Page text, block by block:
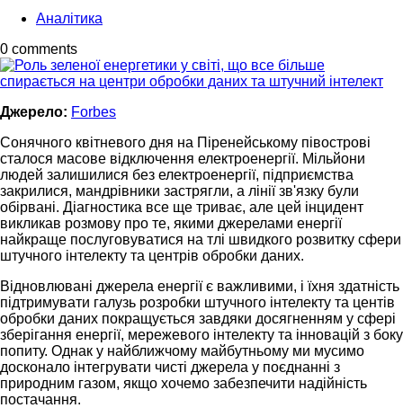
Аналітика
0 comments
Джерело: Forbes
Сонячного квітневого дня на Піренейському півострові
сталося масове відключення електроенергії. Мільйони
людей залишилися без електроенергії, підприємства
закрилися, мандрівники застрягли, а лінії зв'язку були
обірвані. Діагностика все ще триває, але цей інцидент
викликав розмову про те, якими джерелами енергії
найкраще послуговуватися на тлі швидкого розвитку сфери
штучного інтелекту та центрів обробки даних.
Відновлювані джерела енергії є важливими, і їхня здатність
підтримувати галузь розробки штучного інтелекту та центів
обробки даних покращується завдяки досягненням у сфері
зберігання енергії, мережевого інтелекту та інновацій з боку
попиту. Однак у найближчому майбутньому ми мусимо
досконало інтегрувати чисті джерела у поєднанні з
природним газом, якщо хочемо забезпечити надійність
постачання.